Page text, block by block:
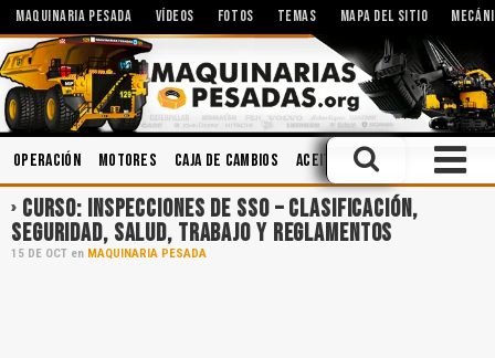
MAQUINARIA PESADA VÍDEOS FOTOS TEMAS MAPA DEL SITIO
Operación Motores Caja de Cambios Aceites Mecánica
CURSO: INSPECCIONES DE SSO – CLASIFICACIÓN,
SEGURIDAD, SALUD, TRABAJO Y REGLAMENTOS
15 DE OCT en MAQUINARIA PESADA